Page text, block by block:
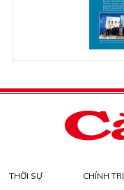
THỜI SỰ CHÍNH TRỊ